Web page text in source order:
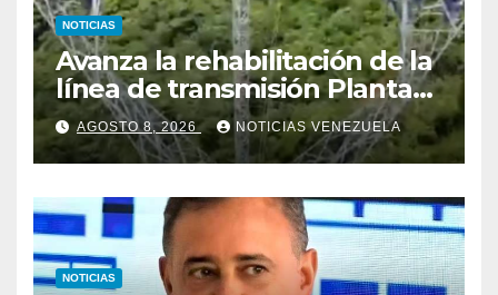
NOTICIAS
Avanza la rehabilitación de la
línea de transmisión Planta
Centro – Yaracuy
AGOSTO 8, 2026 NOTICIAS VENEZUELA
NOTICIAS